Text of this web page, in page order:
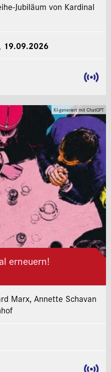
Jubiläum von Kardinal
19.09.2026
KI-generiert mit ChatGPT
erneuern!
Marx, Annette Schavan